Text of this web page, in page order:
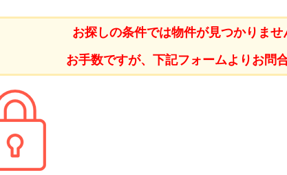
お探しの条件では物件が見つかりませ
お手数ですが、下記フォームよりお問